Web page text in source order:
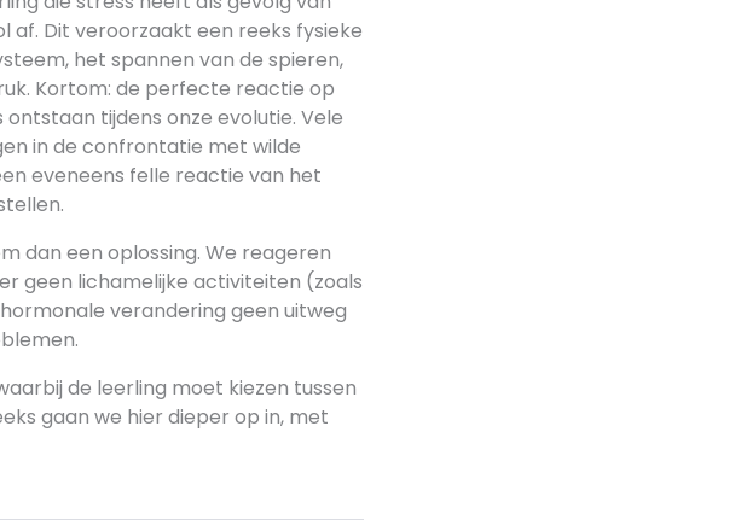
af. Dit veroorzaakt een reeks fysieke
het spannen van de spieren,
Kortom: de perfecte reactie op
tijdens onze evolutie. Vele
in de confrontatie met wilde
eveneens felle reactie van het
dan een oplossing. We reageren
geen lichamelijke activiteiten (zoals
verandering geen uitweg
de leerling moet kiezen tussen
gaan we hier dieper op in, met